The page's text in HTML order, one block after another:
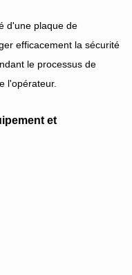
d'une plaque de
efficacement la sécurité
le processus de
l'opérateur.
et